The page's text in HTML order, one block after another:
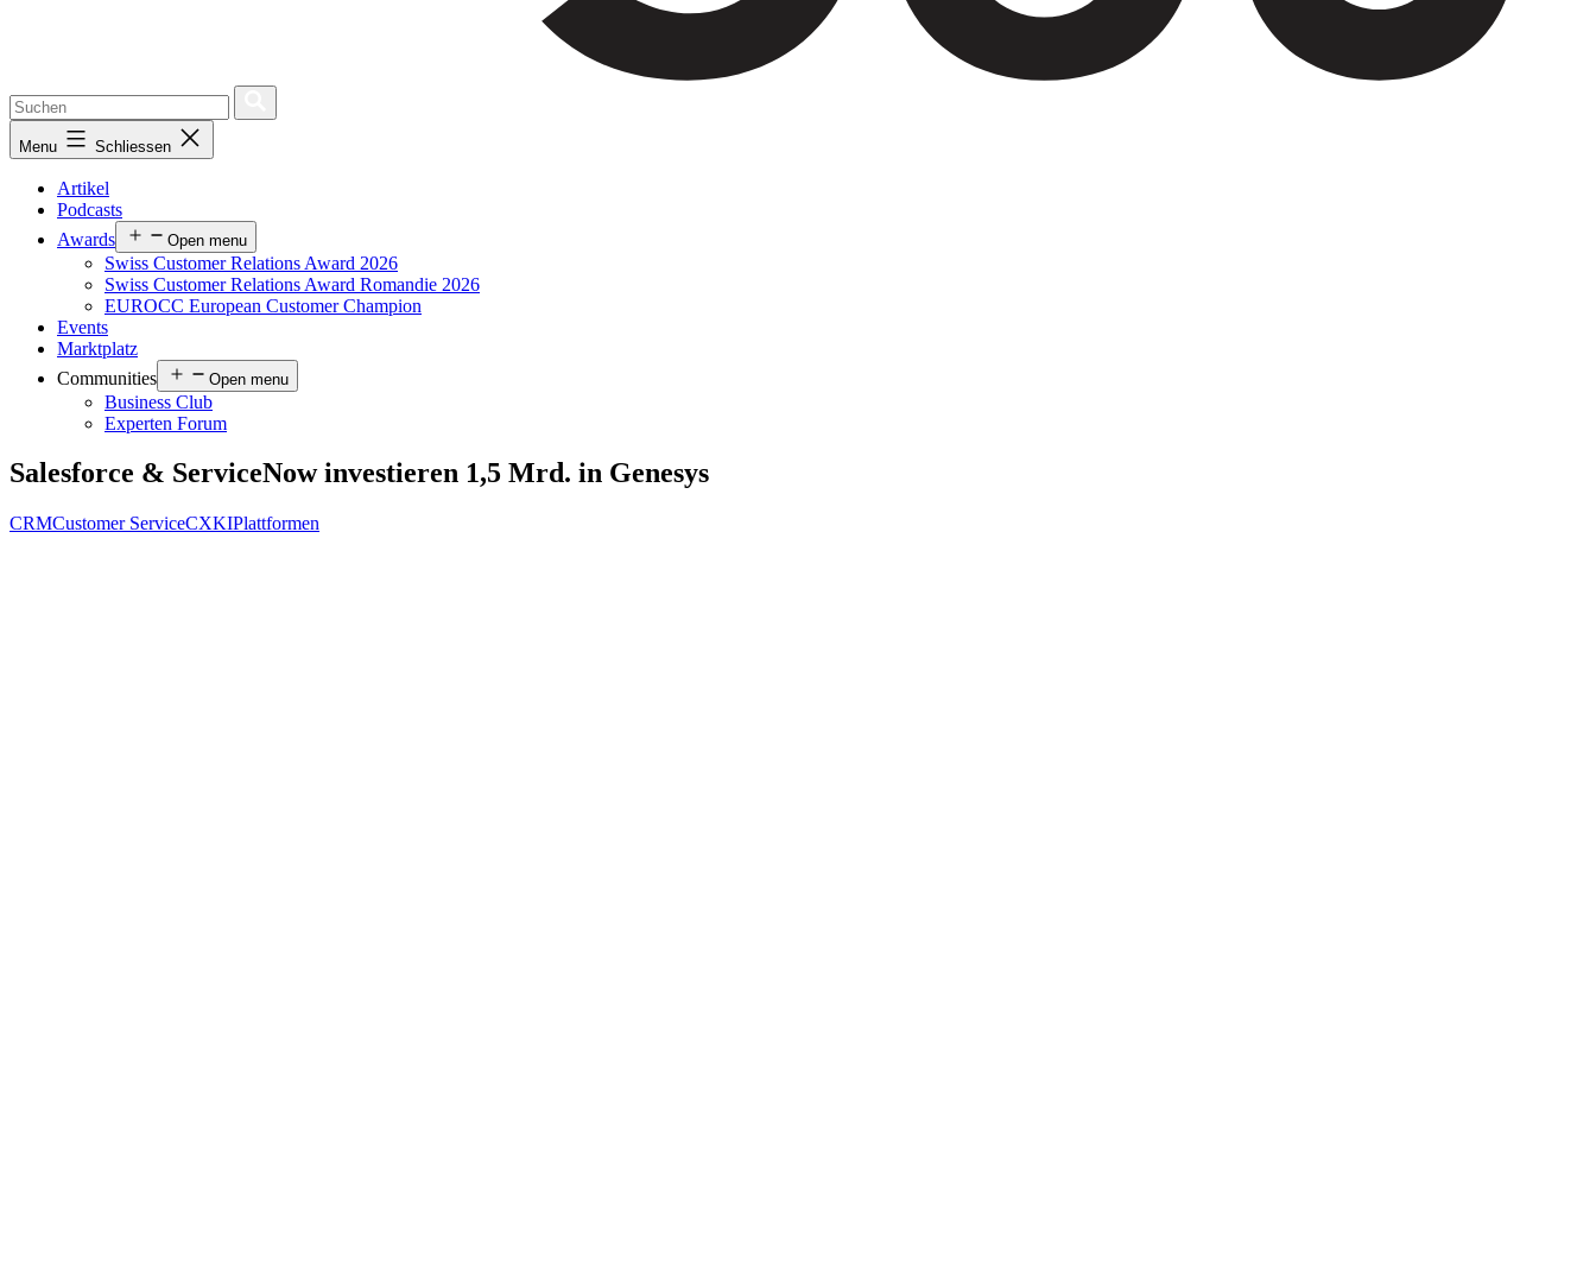
Menu Schliessen
Artikel
Podcasts
Awards
Open menu
Swiss Customer Relations Award 2026
Swiss Customer Relations Award Romandie 2026
EUROCC European Customer Champion
Events
Marktplatz
Communities
Open menu
Business Club
Experten Forum
Salesforce & ServiceNow investieren 1,5 Mrd. in Genesys
CRMCustomer ServiceCXKIPlattformen